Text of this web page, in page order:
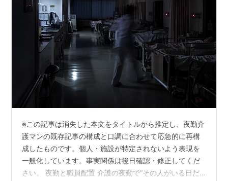
※この記事は消失した本文をタイトルから推定し、夜勤介
護マンの既存記事の構成と口調に合わせて応急的に再構
成したものです。個人・施設が特定されないよう表現を
一般化しています。事実関係は後日確認・修正してくだ
さい。 夜勤と職員配置 介護の夜勤で“その人がいる日だ